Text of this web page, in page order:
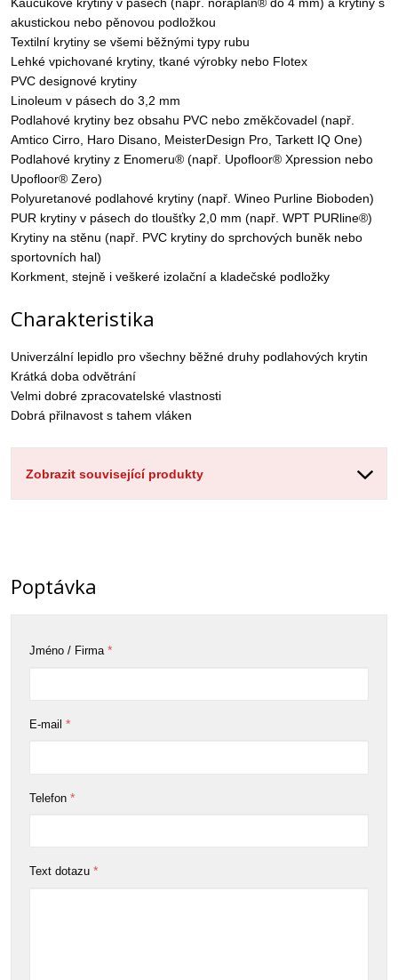
akustickou nebo pěnovou podložkou
Textilní krytiny se všemi běžnými typy rubu
Lehké vpichované krytiny, tkané výrobky nebo Flotex
PVC designové krytiny
Linoleum v pásech do 3,2 mm
Podlahové krytiny bez obsahu PVC nebo změkčovadel (např.
Amtico Cirro, Haro Disano, MeisterDesign Pro, Tarkett IQ One)
Podlahové krytiny z Enomeru® (např. Upofloor® Xpression nebo
Upofloor® Zero)
Polyuretanové podlahové krytiny (např. Wineo Purline Bioboden)
PUR krytiny v pásech do tloušťky 2,0 mm (např. WPT PURline®)
Krytiny na stěnu (např. PVC krytiny do sprchových buněk nebo
sportovních hal)
Korkment, stejně i veškeré izolační a kladečské podložky
Charakteristika
Univerzální lepidlo pro všechny běžné druhy podlahových krytin
Krátká doba odvětrání
Velmi dobré zpracovatelské vlastnosti
Dobrá přilnavost s tahem vláken
Zobrazit související produkty
Poptávka
Jméno / Firma *
E-mail *
Telefon *
Text dotazu *